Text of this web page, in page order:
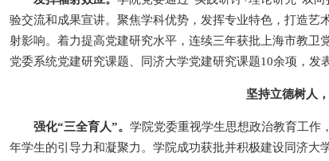
验交流和成果宣讲。聚焦学科优势，发挥专业特色，打造
射影响。着力提高党建研究水平，连续三年获批上海市教
党委系统党建研究课题、同济大学党建研究课题10余项，发
坚持立德树人
强化“三全育人”。 学院党委重视学生思想政治教育工作
年学生的引导力和凝聚力。学院成功获批并积极建设同济大